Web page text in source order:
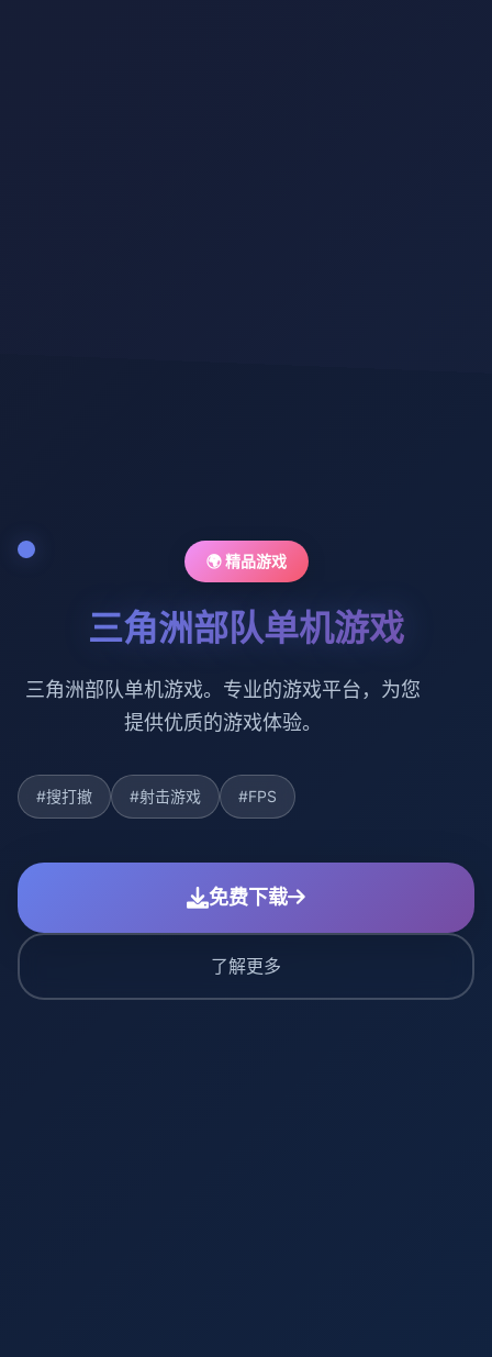
🌍 精品游戏
三角洲部队单机游戏
三角洲部队单机游戏。专业的游戏平台，为您
提供优质的游戏体验。
#搜打撤 #射击游戏 #FPS
免费下载
了解更多